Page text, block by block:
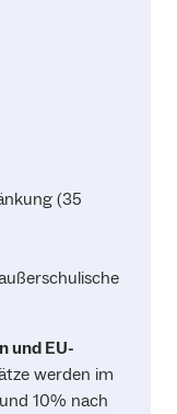
(35
und EU-
werden im
10% nach